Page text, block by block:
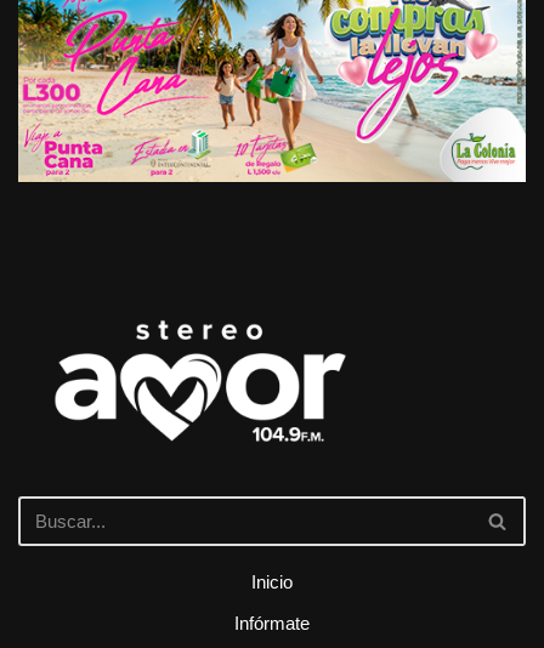
Inicio
Infórmate